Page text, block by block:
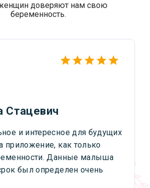
доверяют нам свою
беременность.
Стацевич
и интересное для будущих
приложение, как только
Данные малыша
был определен очень